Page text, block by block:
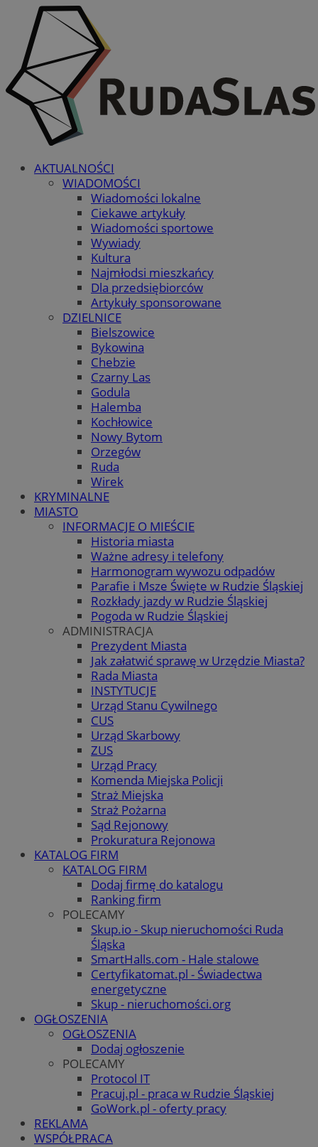
AKTUALNOŚCI
WIADOMOŚCI
Wiadomości lokalne
Ciekawe artykuły
Wiadomości sportowe
Wywiady
Kultura
Najmłodsi mieszkańcy
Dla przedsiębiorców
Artykuły sponsorowane
DZIELNICE
Bielszowice
Bykowina
Chebzie
Czarny Las
Godula
Halemba
Kochłowice
Nowy Bytom
Orzegów
Ruda
Wirek
KRYMINALNE
MIASTO
INFORMACJE O MIEŚCIE
Historia miasta
Ważne adresy i telefony
Harmonogram wywozu odpadów
Parafie i Msze Święte w Rudzie Śląskiej
Rozkłady jazdy w Rudzie Śląskiej
Pogoda w Rudzie Śląskiej
ADMINISTRACJA
Prezydent Miasta
Jak załatwić sprawę w Urzędzie Miasta?
Rada Miasta
INSTYTUCJE
Urząd Stanu Cywilnego
CUS
Urząd Skarbowy
ZUS
Urząd Pracy
Komenda Miejska Policji
Straż Miejska
Straż Pożarna
Sąd Rejonowy
Prokuratura Rejonowa
KATALOG FIRM
KATALOG FIRM
Dodaj firmę do katalogu
Ranking firm
POLECAMY
Skup.io - Skup nieruchomości Ruda
Śląska
SmartHalls.com - Hale stalowe
Certyfikatomat.pl - Świadectwa
energetyczne
Skup - nieruchomości.org
OGŁOSZENIA
OGŁOSZENIA
Dodaj ogłoszenie
POLECAMY
Protocol IT
Pracuj.pl - praca w Rudzie Śląskiej
GoWork.pl - oferty pracy
REKLAMA
WSPÓŁPRACA